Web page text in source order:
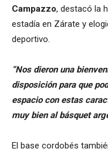
Campazzo, destacó la
estadía en Zárate y
deportivo.
“Nos dieron una
disposición para que
espacio con estas
muy bien al básquet
El base cordobés